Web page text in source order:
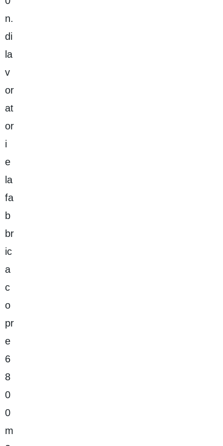
n.
di
la
v
or
at
or
i
e
la
fa
b
br
ic
a
c
o
pr
e
6
8
0
0
m